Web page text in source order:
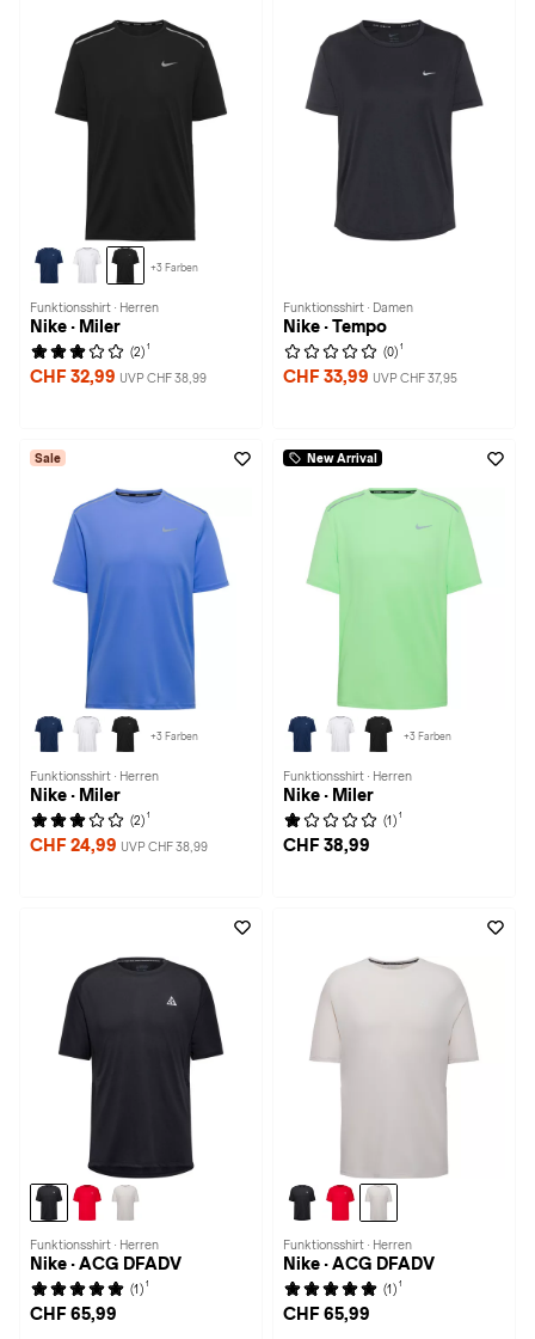
+3 Farben
Funktionsshirt · Herren
Nike · Miler
(2) 1
CHF 32,99 UVP CHF 38,99
Funktionsshirt · Damen
Nike · Tempo
(0) 1
CHF 33,99 UVP CHF 37,95
Sale
+3 Farben
Funktionsshirt · Herren
Nike · Miler
(2) 1
CHF 24,99 UVP CHF 38,99
New Arrival
+3 Farben
Funktionsshirt · Herren
Nike · Miler
(1) 1
CHF 38,99
Funktionsshirt · Herren
Nike · ACG DFADV
(1) 1
CHF 65,99
Funktionsshirt · Herren
Nike · ACG DFADV
(1) 1
CHF 65,99